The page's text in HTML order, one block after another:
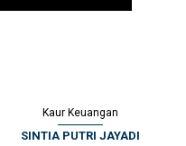
Kaur Keuangan
SINTIA PUTRI JAYADI